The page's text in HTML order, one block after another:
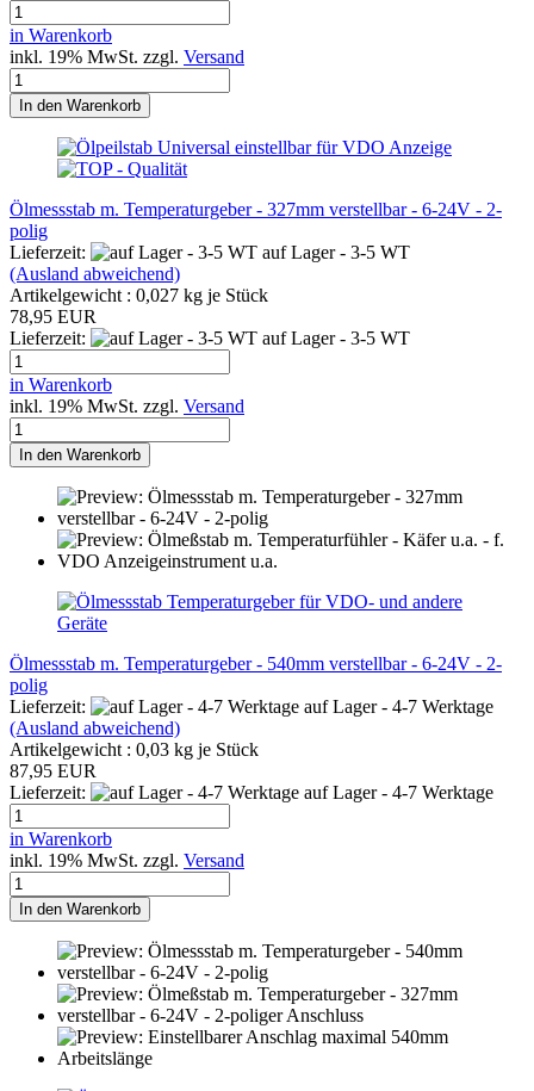
in Warenkorb
inkl. 19% MwSt. zzgl. Versand
In den Warenkorb
Ölmessstab m. Temperaturgeber - 327mm verstellbar - 6-24V - 2-
polig
Lieferzeit:
auf Lager - 3-5 WT
(Ausland abweichend)
Artikelgewicht : 0,027 kg je Stück
78,95 EUR
Lieferzeit:
auf Lager - 3-5 WT
in Warenkorb
inkl. 19% MwSt. zzgl. Versand
In den Warenkorb
Ölmessstab m. Temperaturgeber - 540mm verstellbar - 6-24V - 2-
polig
Lieferzeit:
auf Lager - 4-7 Werktage
(Ausland abweichend)
Artikelgewicht : 0,03 kg je Stück
87,95 EUR
Lieferzeit:
auf Lager - 4-7 Werktage
in Warenkorb
inkl. 19% MwSt. zzgl. Versand
In den Warenkorb